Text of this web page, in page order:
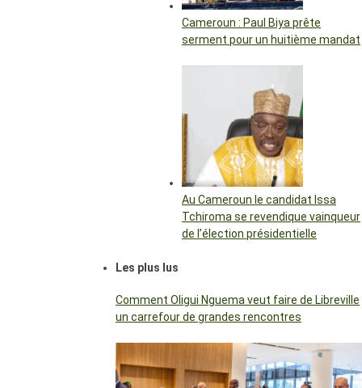
Cameroun : Paul Biya prête
serment pour un huitième mandat
Au Cameroun le candidat Issa
Tchiroma se revendique vainqueur
de l’élection présidentielle
Les plus lus
Comment Oligui Nguema veut faire de Libreville
un carrefour de grandes rencontres